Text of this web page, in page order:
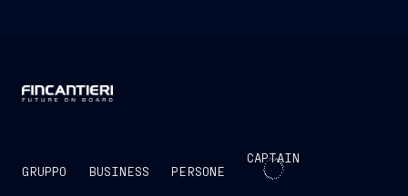
GRUPPO BUSINESS PERSONE
CAPTAIN